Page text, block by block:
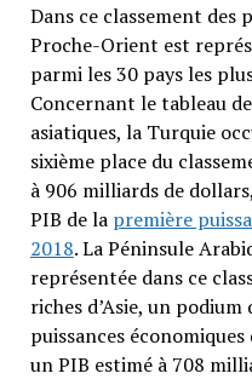
Dans ce classement des
Proche-Orient est
parmi les 30 pays les
Concernant le tableau
asiatiques, la Turquie
sixième place du
à 906 milliards de
PIB de la première
2018. La Péninsule
représentée dans ce
riches d’Asie, un
puissances
un PIB estimé à 708